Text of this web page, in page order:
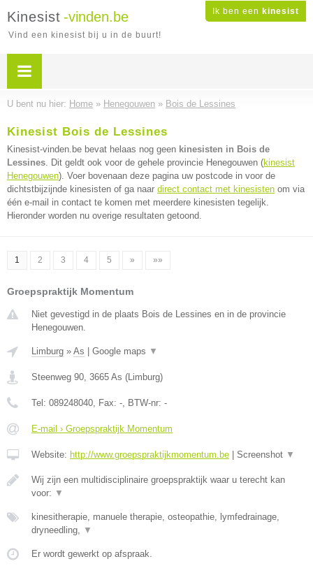
Ik ben een kinesist
Kinesist -vinden.be
Vind een kinesist bij u in de buurt!
U bent nu hier: Home » Henegouwen » Bois de Lessines
Kinesist Bois de Lessines
Kinesist-vinden.be bevat helaas nog geen kinesisten in Bois de
Lessines. Dit geldt ook voor de gehele provincie Henegouwen (kinesist
Henegouwen). Voer bovenaan deze pagina uw postcode in voor de
dichtstbijzijnde kinesisten of ga naar direct contact met kinesisten om via
één e-mail in contact te komen met meerdere kinesisten tegelijk.
Hieronder worden nu overige resultaten getoond.
1 2 3 4 5 » »»
Groepspraktijk Momentum
Niet gevestigd in de plaats Bois de Lessines en in de provincie
Henegouwen.
Limburg » As Google maps ▼
Steenweg 90, 3665 As (Limburg)
Tel: 089248040, Fax: -, BTW-nr: -
E-mail › Groepspraktijk Momentum
Website: http://www.groepspraktijkmomentum.be Screenshot ▼
Wij zijn een multidisciplinaire groepspraktijk waar u terecht kan
voor: ▼
kinesitherapie, manuele therapie, osteopathie, lymfedrainage,
dryneedling, ▼
Er wordt gewerkt op afspraak.